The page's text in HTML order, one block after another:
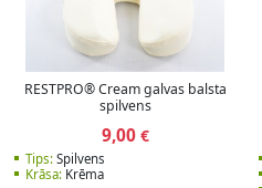
RESTPRO® Cream galvas balsta
spilvens
9,00€
Tips:Spilvens
Krāsa:Krēma